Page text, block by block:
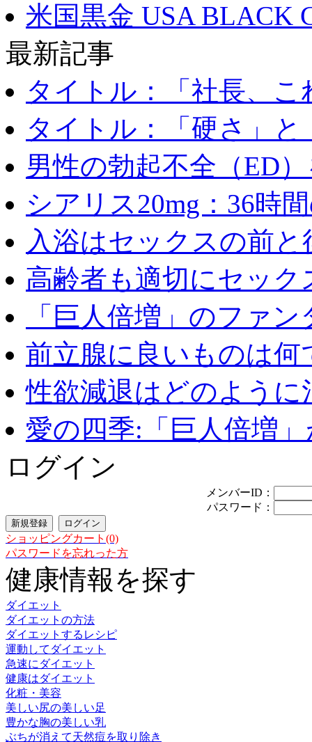
米国黒金 USA BLACK
最新記事
タイトル：「社長、こ
タイトル：「硬さ」と
男性の勃起不全（ED
シアリス20mg：36時
入浴はセックスの前と
高齢者も適切にセック
「巨人倍増」のファ
前立腺に良いものは何
性欲減退はどのように
愛の四季:「巨人倍増
ログイン
メンバーID：
パスワード：
ショッピングカート(0)
パスワードを忘れった方
健康情報を探す
ダイエット
ダイエットの方法
ダイエットするレシピ
運動してダイエット
急速にダイエット
健康はダイエット
化粧・美容
美しい尻の美しい足
豊かな胸の美しい乳
ぶちが消えて天然痘を取り除き